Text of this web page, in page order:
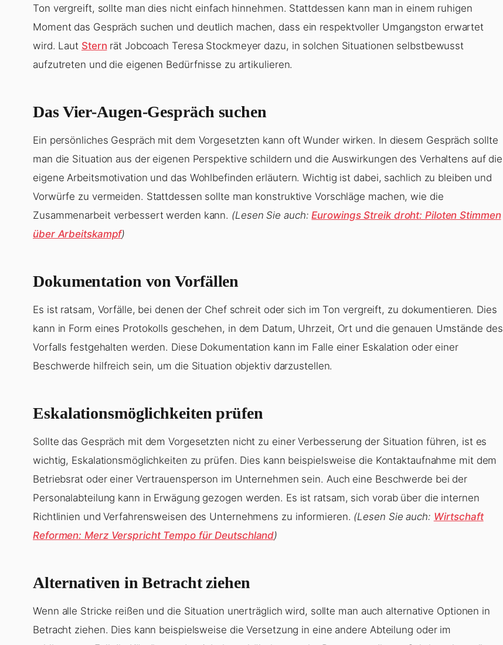
Ton vergreift, sollte man dies nicht einfach hinnehmen. Stattdessen kann man in einem ruhigen
Moment das Gespräch suchen und deutlich machen, dass ein respektvoller Umgangston erwartet
wird. Laut Stern rät Jobcoach Teresa Stockmeyer dazu, in solchen Situationen selbstbewusst
aufzutreten und die eigenen Bedürfnisse zu artikulieren.
Das Vier-Augen-Gespräch suchen
Ein persönliches Gespräch mit dem Vorgesetzten kann oft Wunder wirken. In diesem Gespräch sollte
man die Situation aus der eigenen Perspektive schildern und die Auswirkungen des Verhaltens auf die
eigene Arbeitsmotivation und das Wohlbefinden erläutern. Wichtig ist dabei, sachlich zu bleiben und
Vorwürfe zu vermeiden. Stattdessen sollte man konstruktive Vorschläge machen, wie die
Zusammenarbeit verbessert werden kann. (Lesen Sie auch:Eurowings Streik droht: Piloten Stimmen
über Arbeitskampf)
Dokumentation von Vorfällen
Es ist ratsam, Vorfälle, bei denen der Chef schreit oder sich im Ton vergreift, zu dokumentieren. Dies
kann in Form eines Protokolls geschehen, in dem Datum, Uhrzeit, Ort und die genauen Umstände des
Vorfalls festgehalten werden. Diese Dokumentation kann im Falle einer Eskalation oder einer
Beschwerde hilfreich sein, um die Situation objektiv darzustellen.
Eskalationsmöglichkeiten prüfen
Sollte das Gespräch mit dem Vorgesetzten nicht zu einer Verbesserung der Situation führen, ist es
wichtig, Eskalationsmöglichkeiten zu prüfen. Dies kann beispielsweise die Kontaktaufnahme mit dem
Betriebsrat oder einer Vertrauensperson im Unternehmen sein. Auch eine Beschwerde bei der
Personalabteilung kann in Erwägung gezogen werden. Es ist ratsam, sich vorab über die internen
Richtlinien und Verfahrensweisen des Unternehmens zu informieren. (Lesen Sie auch: Wirtschaft
Reformen: Merz Verspricht Tempo für Deutschland)
Alternativen in Betracht ziehen
Wenn alle Stricke reißen und die Situation unerträglich wird, sollte man auch alternative Optionen in
Betracht ziehen. Dies kann beispielsweise die Versetzung in eine andere Abteilung oder im